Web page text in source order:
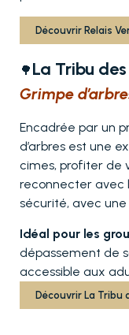
Découvrir Relais
🌳 La Tribu
Grimpe
Encadrée par un
d’arbres est une
cimes, profiter de
reconnecter avec
sécurité, avec
Idéal pour les
dépassement de
accessible aux
Découvrir La Tribu